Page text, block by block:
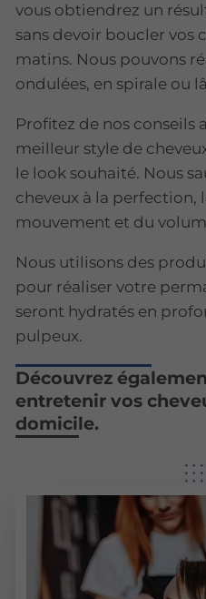
vous obtiendrez un
sans devoir boucler vos
matins. Nous pouvons
ondulées, en spirale ou
Profitez de nos conseils
meilleur style de
le look souhaité. Nous
cheveux à la perfection,
mouvement et du
Nous utilisons des
pour réaliser votre
seront hydratés en
pulpeux.
Découvrez
entretenir vos
domicile.